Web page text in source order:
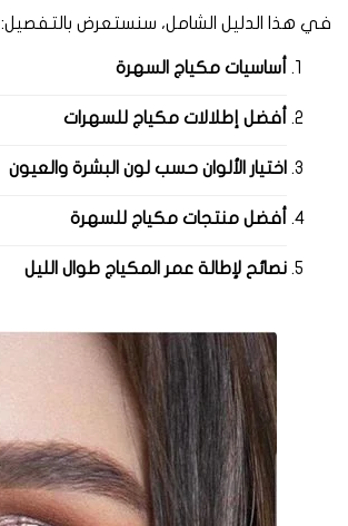
في هذا الدليل الشامل، سنستعرض بالتفصيل:
أساسيات مكياج السهرة
أفضل إطلالات مكياج للسهرات
اختيار الألوان حسب لون البشرة والعيون
أفضل منتجات مكياج للسهرة
نصائح لإطالة عمر المكياج طوال الليل